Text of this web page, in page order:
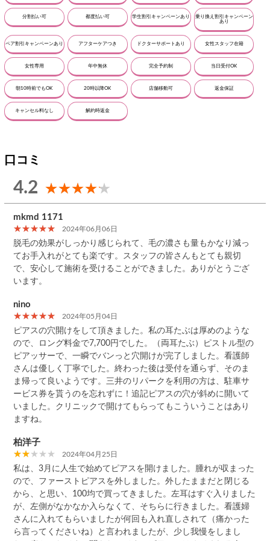
分割払い可 都度払い可 学生割引キャンペーンあり
乗り換え割引キャンペーン
あり
ペア割引キャンペーンあり アフターケアつき ドクターサポートあり 女性スタッフ在籍
女性専用 年中無休 完全予約制 当日受付OK
朝10時前でもOK 20時以降OK 店舗移動可 返金保証
キャンセル料なし 解約時返金
口コミ
4.2
mkmd 1171
2024年06月06日
脱毛の効果がしっかり感じられて、毛の濃さも量もかなり減っ
てお手入れがとても楽です。スタッフの皆さんもとても親切
で、安心して施術を受けることができました。ありがとうござ
います。
nino
2024年05月04日
ピアスの穴開けをして頂きました。私の耳たぶは厚めのような
ので、ロング料金で7,700円でした。（両耳たぶ）ピストル型の
ピアッサーで、一瞬でバンっと穴開けが完了しました。看護師
さんは優しく丁寧でした。終わった後は受付を通らず、そのま
ま帰って良いようです。三井のリパークを利用の方は、駐車サ
ービス券を貰うのを忘れずに！追記ピアスの穴が斜めに開いて
いました。クリニックで開けてもらってもこういうことはあり
ますね。
柏洋子
2024年04月25日
私は、3月に人生で始めてピアスを開けました。腫れが収まった
ので、ファーストピアスを外しました。外したままだと閉じる
から、と思い、100均で買ってきました。左耳はすぐ入りました
が、左側がなかなか入らなくて、そちらに行きました。看護婦
さんに入れてもらいましたが何回も入れ直しされて（痛かった
ら言ってくださいね）と言われましたが、少し我慢をしまし